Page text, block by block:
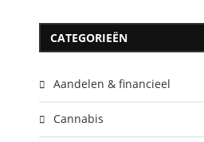
CATEGORIEËN
Aandelen & financieel
Cannabis